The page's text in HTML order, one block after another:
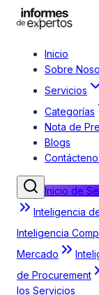
Inicio
Sobre
Servicios
Categorías
Nota de
Blogs
Inicio de
Inteligencia
Inteligencia
Mercado
de Procurement
los Servicios